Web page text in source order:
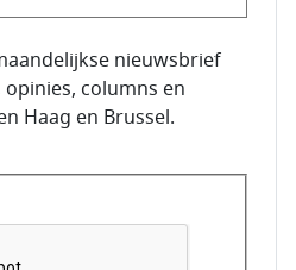
nieuwsbrief
columns en
Haag en Brussel.